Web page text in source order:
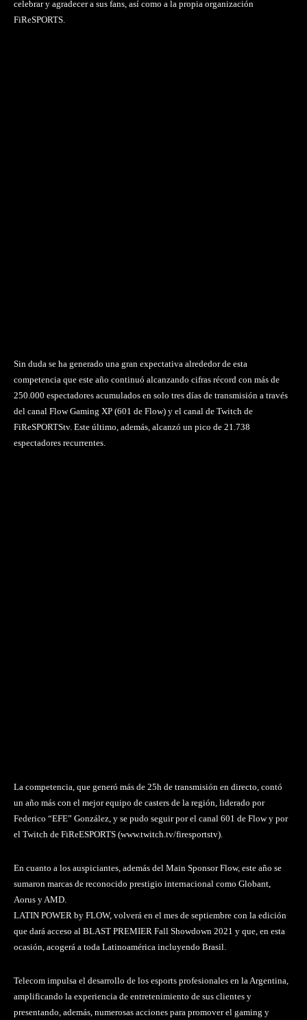
celebrar y agradecer a sus fans, así como a la propia organización
FiReSPORTS.
Sin duda se ha generado una gran expectativa alrededor de esta
competencia que este año continuó alcanzando cifras récord con más de
250.000 espectadores acumulados en solo tres días de transmisión a través
del canal Flow Gaming XP (601 de Flow) y el canal de Twitch de
FiReSPORTStv. Este último, además, alcanzó un pico de 21.738
espectadores recurrentes.
La competencia, que generó más de 25h de transmisión en directo, contó
un año más con el mejor equipo de casters de la región, liderado por
Federico “EFE” González, y se pudo seguir por el canal 601 de Flow y por
el Twitch de FiReESPORTS (www.twitch.tv/firesportstv).
En cuanto a los auspiciantes, además del Main Sponsor Flow, este año se
sumaron marcas de reconocido prestigio internacional como Globant,
Aorus y AMD.
LATIN POWER by FLOW, volverá en el mes de septiembre con la edición
que dará acceso al BLAST PREMIER Fall Showdown 2021 y que, en esta
ocasión, acogerá a toda Latinoamérica incluyendo Brasil.
Telecom impulsa el desarrollo de los esports profesionales en la Argentina,
amplificando la experiencia de entretenimiento de sus clientes y
presentando, además, numerosas acciones para promover el gaming y